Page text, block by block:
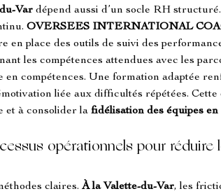
Var dépend aussi d’un socle RH
OVERSEES INTERNATIONAL
place des outils de suivi des
les compétences attendues avec les
en compétences. Une formation adaptée
liée aux difficultés répétées.
et à consolider la fidélisation des équipes
opérationnels pour réduire
claires. À la Valette-du-Var, les